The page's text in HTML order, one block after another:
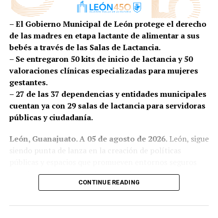
Aseguró que las empresas de la proveeduría cuentan
con el talento, la infraestructura y la capacidad de
innovación necesarias para competir en sectores como
el automotriz, aeroespacial, médico, mobiliario,
manufactura avanzada y la industria alimentaria,
demostrando que el talento leonés puede responder a
las exigencias de mercados cada vez más especializados.
Asimismo, refrendó el compromiso del Gobierno
Municipal para seguir impulsando políticas que
atracción de inversiones, la formación de talento, la
vinculación entre empresas y academia, así como la
Por su parte, el presidente de APIMEX, Mauricio Ruíz
decisivo que exige evolucionar y construir nuevas
– El Gobierno Municipal de León protege el derecho
de las madres en etapa lactante de alimentar a sus
bebés a través de las Salas de Lactancia.
– Se entregaron 50 kits de inicio de lactancia y 50
valoraciones clínicas especializadas para mujeres
gestantes.
– 27 de las 37 dependencias y entidades municipales
cuentan ya con 29 salas de lactancia para servidoras
públicas y ciudadanía.
León, Guanajuato. A 05 de agosto de 2026.León, sigue
siendo punta de lanza en la creación de políticas
para las primeras infancias y para brindar mejores
condiciones a las madres, los bebés y sus familias, el
lactancia, espacios seguros que protegen este derecho
CONTINUE READING